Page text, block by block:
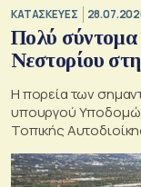
ΚΑΤΑΣΚΕΥΕΣ
Πολύ
Νεστορίου
H πορεία των
υπουργού
Τοπικής